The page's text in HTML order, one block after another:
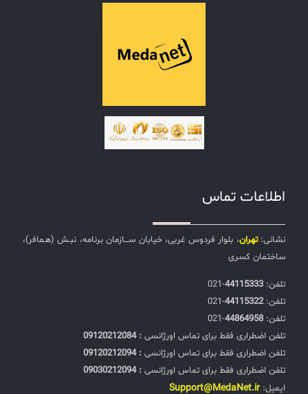
اطلاعات تماس
نشانی:تهران، بلوار فردوس غربی، خیابان ســـازمان برنامه، نبـش (هـمافر)،
ساختمان کسری
تلفن:‌ 44115333
-021
تلفن:‌44115322
-021
تلفن:‌ 44864958
-021
تلفن اضطراری فقط برای تماس اورژانسی : 09120212084
تلفن اضطراری فقط برای تماس اورژانسی : 09120212094
تلفن اضطراری فقط برای تماس اورژانسی : 09030212094
ایمیل: Support@MedaNet.ir